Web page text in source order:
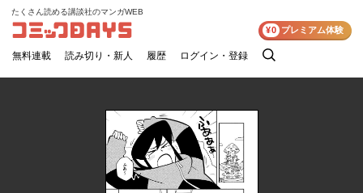
コミックDAYS
たくさん読める講談社のマンガWEB
無料連載 読み切り・新人 履歴 ログイン・登録
検
¥0 プレミアム体験